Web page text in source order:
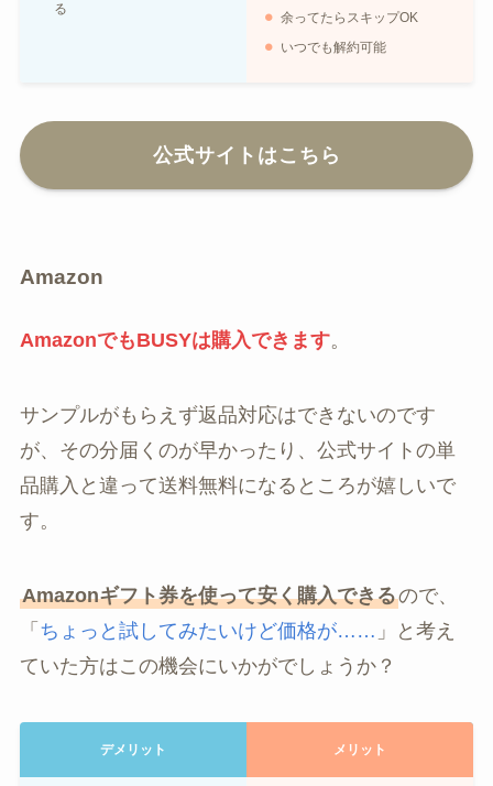
る
余ってたらスキップOK
いつでも解約可能
公式サイトはこちら
Amazon
AmazonでもBUSYは購入できます。
サンプルがもらえず返品対応はできないのです
が、その分届くのが早かったり、公式サイトの単
品購入と違って送料無料になるところが嬉しいで
す。
Amazonギフト券を使って安く購入できるので、
「 ちょっと試してみたいけど価格が…… 」と考え
ていた方はこの機会にいかがでしょうか？
デメリット メリット